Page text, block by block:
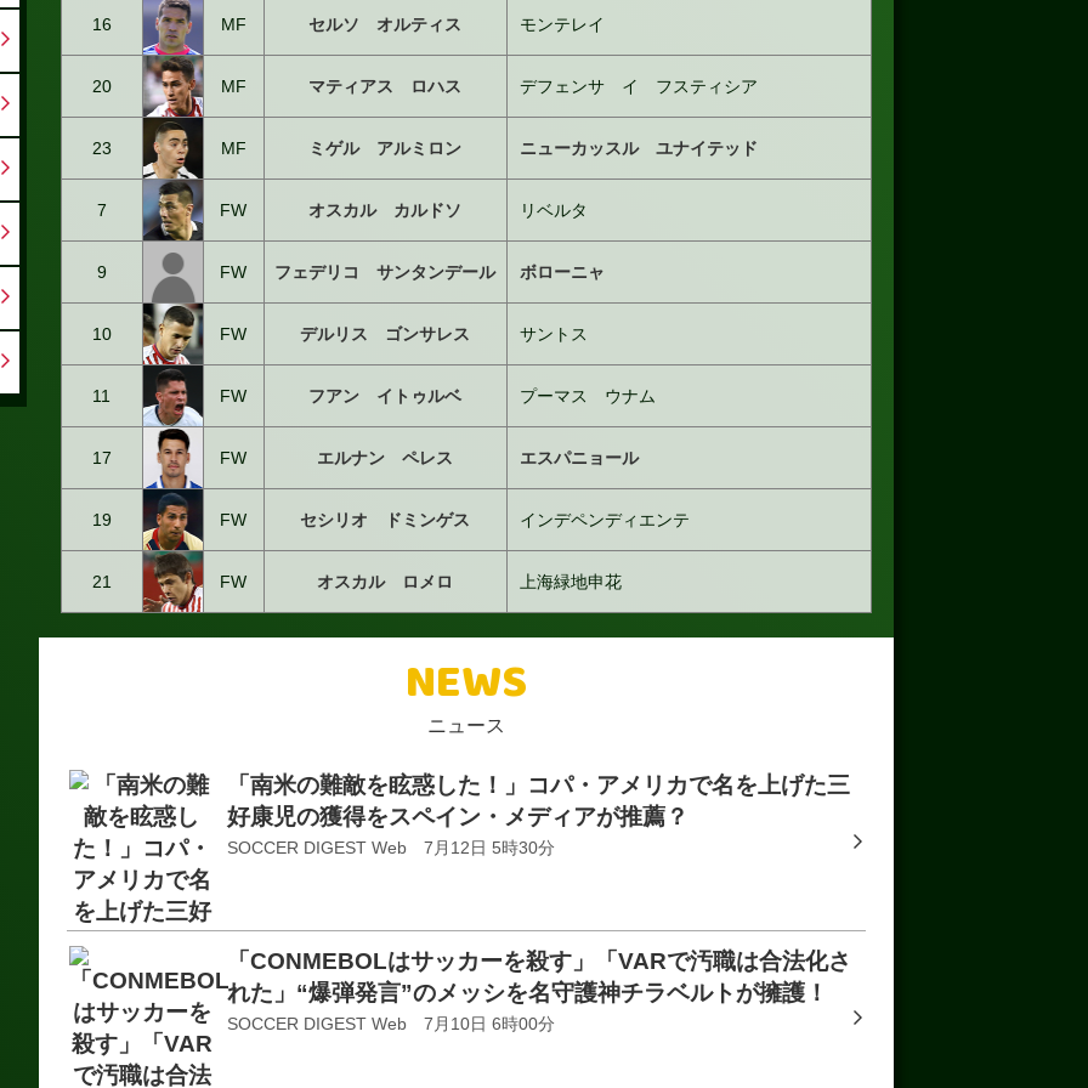
16 MF セルソ オルティス モンテレイ
20 MF マティアス ロハス デフェンサ イ フスティシア
23 MF ミゲル アルミロン ニューカッスル ユナイテッド
7 FW オスカル カルドソ リベルタ
9 FW フェデリコ サンタンデール ボローニャ
10 FW デルリス ゴンサレス サントス
11 FW フアン イトゥルベ プーマス ウナム
17 FW エルナン ペレス エスパニョール
19 FW セシリオ ドミンゲス インデペンディエンテ
21 FW オスカル ロメロ 上海緑地申花
NEWS
ニュース
「南米の難敵を眩惑した！」コパ・アメリカで名を上げた三
好康児の獲得をスペイン・メディアが推薦？
SOCCER DIGEST Web 7月12日 5時30分
「CONMEBOLはサッカーを殺す」「VARで汚職は合法化さ
れた」“爆弾発言”のメッシを名守護神チラベルトが擁護！
SOCCER DIGEST Web 7月10日 6時00分